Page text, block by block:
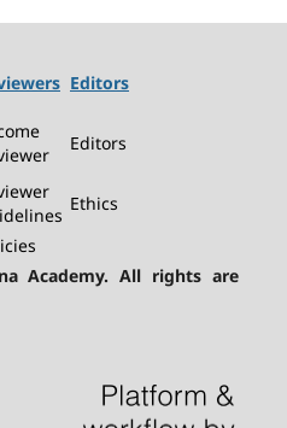
Editors
Editors
Ethics
Academy. All rights are